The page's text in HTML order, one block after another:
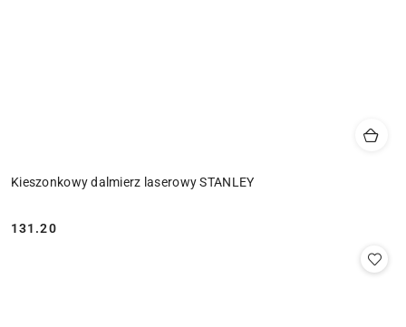
Kieszonkowy dalmierz laserowy STANLEY
Cena:
131.20